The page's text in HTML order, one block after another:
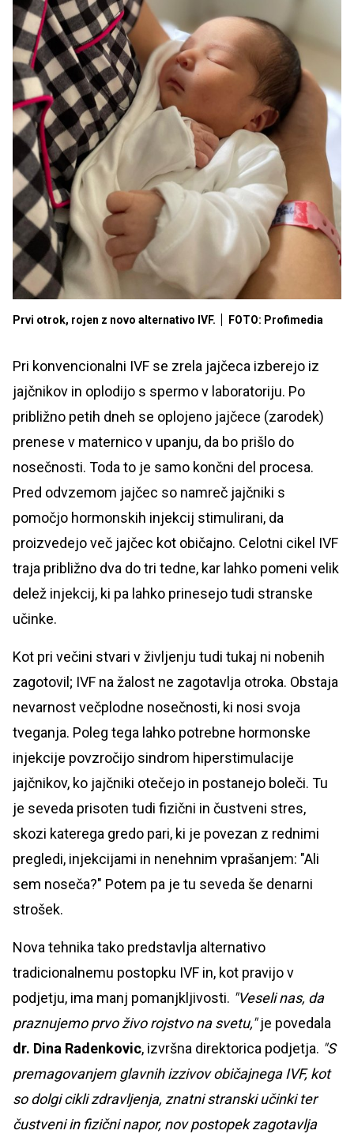
Prvi otrok, rojen z novo alternativo IVF. FOTO: Profimedia
Pri konvencionalni IVF se zrela jajčeca izberejo iz
jajčnikov in oplodijo s spermo v laboratoriju. Po
približno petih dneh se oplojeno jajčece (zarodek)
prenese v maternico v upanju, da bo prišlo do
nosečnosti. Toda to je samo končni del procesa.
Pred odvzemom jajčec so namreč jajčniki s
pomočjo hormonskih injekcij stimulirani, da
proizvedejo več jajčec kot običajno. Celotni cikel IVF
traja približno dva do tri tedne, kar lahko pomeni velik
delež injekcij, ki pa lahko prinesejo tudi stranske
učinke.
Kot pri večini stvari v življenju tudi tukaj ni nobenih
zagotovil; IVF na žalost ne zagotavlja otroka. Obstaja
nevarnost večplodne nosečnosti, ki nosi svoja
tveganja. Poleg tega lahko potrebne hormonske
injekcije povzročijo sindrom hiperstimulacije
jajčnikov, ko jajčniki otečejo in postanejo boleči. Tu
je seveda prisoten tudi fizični in čustveni stres,
skozi katerega gredo pari, ki je povezan z rednimi
pregledi, injekcijami in nenehnim vprašanjem: "Ali
sem noseča?" Potem pa je tu seveda še denarni
strošek.
Nova tehnika tako predstavlja alternativo
tradicionalnemu postopku IVF in, kot pravijo v
podjetju, ima manj pomanjkljivosti. "Veseli nas, da
praznujemo prvo živo rojstvo na svetu,"je povedala
dr. Dina Radenkovic, izvršna direktorica podjetja. "S
premagovanjem glavnih izzivov običajnega IVF, kot
so dolgi cikli zdravljenja, znatni stranski učinki ter
čustveni in fizični napor, nov postopek zagotavlja